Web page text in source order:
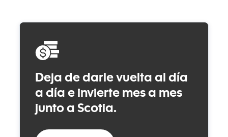
Deja de darle vuelta al día
a día e invierte mes a mes
junto a Scotia.